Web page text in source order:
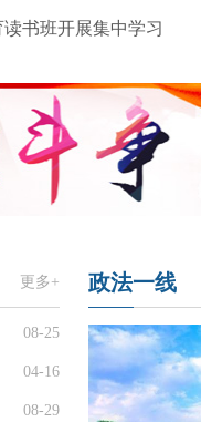
书班开展集中学习
更多+
08-25
04-16
08-29
政法一线